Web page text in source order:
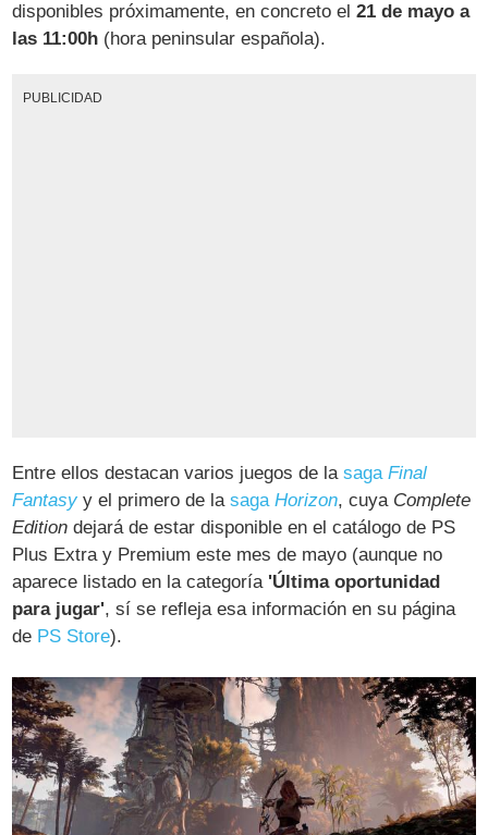
disponibles próximamente, en concreto el21 de mayo a
las 11:00h (hora peninsular española).
PUBLICIDAD
Entre ellos destacan varios juegos de lasagaFinal
Fantasy y el primero de lasagaHorizon, cuya Complete
Edition dejará de estar disponible en el catálogo de PS
Plus Extra y Premium este mes de mayo (aunque no
aparece listado en la categoría 'Última oportunidad
para jugar', sí se refleja esa información en su página
de PS Store).